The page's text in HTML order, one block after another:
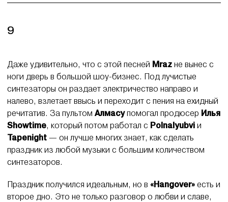
9
Даже удивительно, что с этой песней Mraz не вынес с
ноги дверь в большой шоу-бизнес. Под лучистые
синтезаторы он раздает электричество направо и
налево, взлетает ввысь и переходит с пения на ехидный
речитатив. За пультом Алмасупомогал продюсер Илья
Showtime, который потом работал с Polnalyubvi и
Tapenight — он лучше многих знает, как сделать
праздник из любой музыки с большим количеством
синтезаторов.
Праздник получился идеальным, но в «Hangover» есть и
второе дно. Это не только разговор о любви и славе,